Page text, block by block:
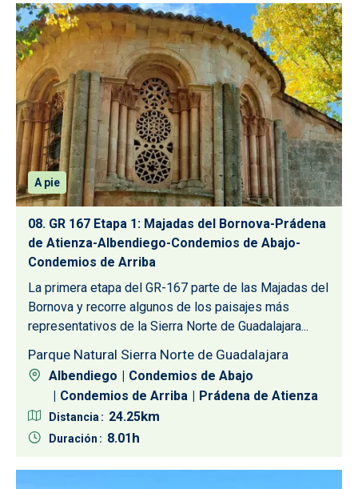
A pie
08. GR 167 Etapa 1: Majadas del Bornova-Prádena
de Atienza-Albendiego-Condemios de Abajo-
Condemios de Arriba
La primera etapa del GR-167 parte de las Majadas del
Bornova y recorre algunos de los paisajes más
representativos de la Sierra Norte de Guadalajara...
Parque Natural Sierra Norte de Guadalajara
Albendiego
Condemios de Abajo
Condemios de Arriba
Prádena de Atienza
Distancia 24.25
Duración 8.01